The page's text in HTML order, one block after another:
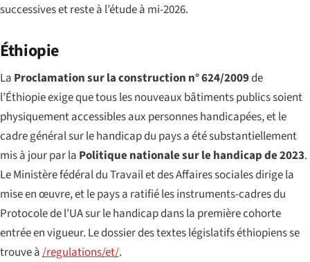
successives et reste à l’étude à mi-2026.
Éthiopie
La Proclamation sur la construction n° 624/2009de
l’Éthiopie exige que tous les nouveaux bâtiments publics soient
physiquement accessibles aux personnes handicapées, et le
cadre général sur le handicap du pays a été substantiellement
mis à jour par la Politique nationale sur le handicap de 2023.
Le Ministère fédéral du Travail et des Affaires sociales dirige la
mise en œuvre, et le pays a ratifié les instruments-cadres du
Protocole de l’UA sur le handicap dans la première cohorte
entrée en vigueur. Le dossier des textes législatifs éthiopiens se
trouve à/regulations/et/.